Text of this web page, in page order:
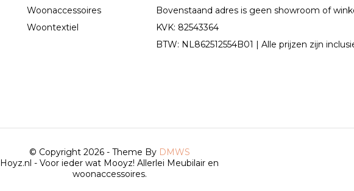
Woonaccessoires
Woontextiel
Bovenstaand adres is geen showroom of
KVK: 82543364
BTW: NL862512554B01 | Alle prijzen zijn
© Copyright 2026 - Theme By DMWS
Hoyz.nl - Voor ieder wat Mooyz! Allerlei Meubilair en
woonaccessoires.